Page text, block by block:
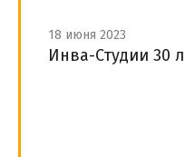
18 июня 2023
Инва-Студии 30